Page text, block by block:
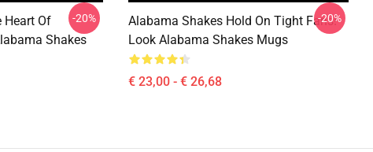
Heart Of
Shakes
-20%
Alabama Shakes Hold On Tight Fans!
Look Alabama Shakes Mugs
€ 23,00 - € 26,68
-20%